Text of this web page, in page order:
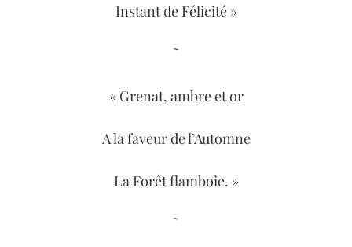
Instant de Félicité »
˜
« Grenat, ambre et or
A la faveur de l’Automne
La Forêt flamboie. »
˜